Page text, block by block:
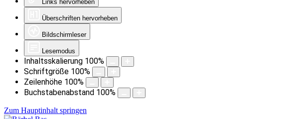
Links hervorheben
Überschriften hervorheben
Bildschirmleser
Lesemodus
Inhaltsskalierung 100%
Schriftgröße 100%
Zeilenhöhe 100%
Buchstabenabstand 100%
Zum Hauptinhalt springen